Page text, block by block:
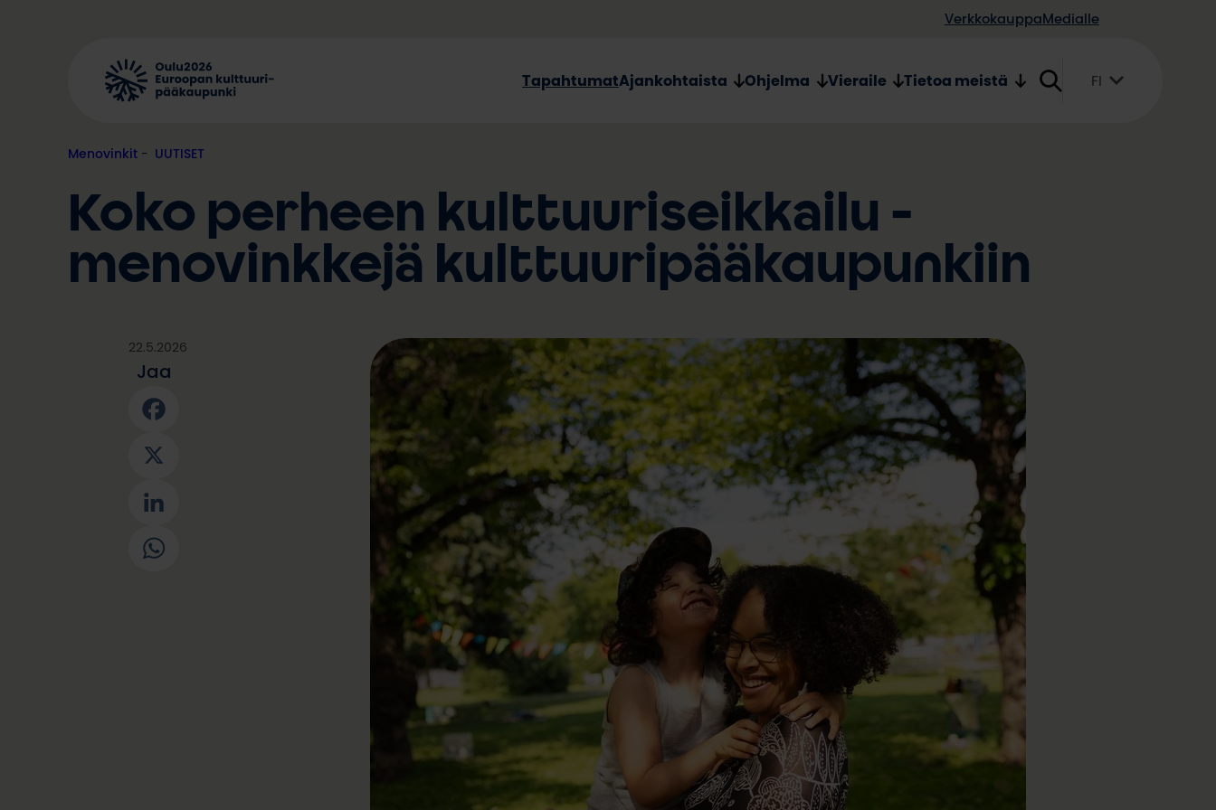
Verkkokauppa Medialle
TapahtumatAjankohtaista Ohjelma Vieraile Tietoa meistä FI
Menovinkit UUTISET
Koko perheen kulttuuriseikkailu -
menovinkkejä kulttuuripääkaupunkiin
22.5.2026
Jaa
Facebook
X
LinkedIn
WhatsApp